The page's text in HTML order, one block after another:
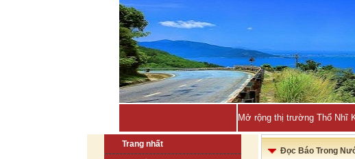
Mở rộng thị trường Thổ Nhĩ
Trang nhất
Đọc Báo Trong